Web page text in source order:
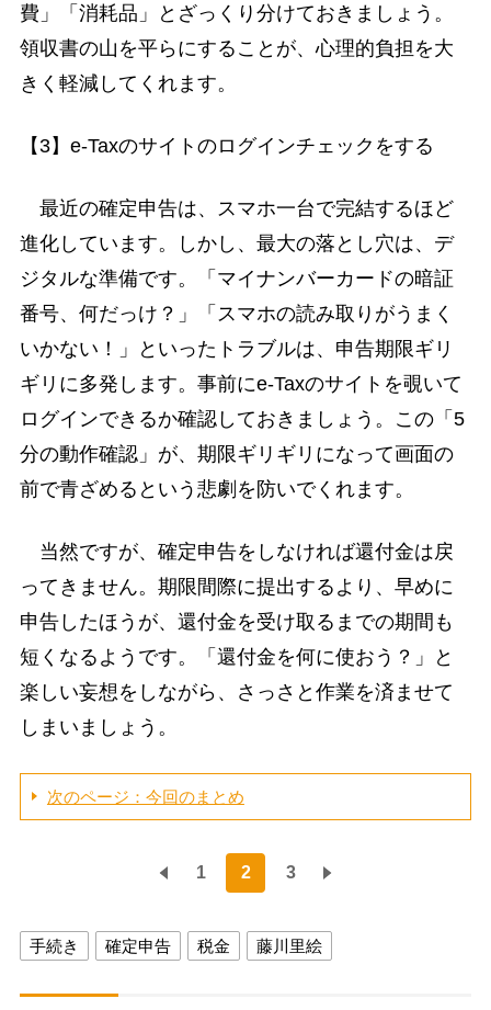
費」「消耗品」とざっくり分けておきましょう。
領収書の山を平らにすることが、心理的負担を大
きく軽減してくれます。
【3】e-Taxのサイトのログインチェックをする
最近の確定申告は、スマホ一台で完結するほど
進化しています。しかし、最大の落とし穴は、デ
ジタルな準備です。「マイナンバーカードの暗証
番号、何だっけ？」「スマホの読み取りがうまく
いかない！」といったトラブルは、申告期限ギリ
ギリに多発します。事前にe-Taxのサイトを覗いて
ログインできるか確認しておきましょう。この「5
分の動作確認」が、期限ギリギリになって画面の
前で青ざめるという悲劇を防いでくれます。
当然ですが、確定申告をしなければ還付金は戻
ってきません。期限間際に提出するより、早めに
申告したほうが、還付金を受け取るまでの期間も
短くなるようです。「還付金を何に使おう？」と
楽しい妄想をしながら、さっさと作業を済ませて
しまいましょう。
次のページ：今回のまとめ
1 2 3
手続き 確定申告 税金 藤川里絵